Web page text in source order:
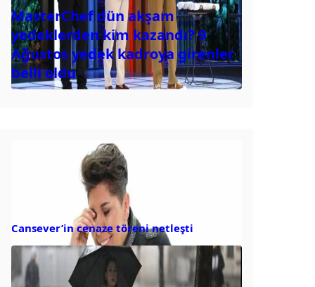
MasterChef dün akşam
yedeklerden kim kazandı? 9
Ağustos yedek kadroya girenler
belli oldu
Cansever’in cenaze töreni netleşti